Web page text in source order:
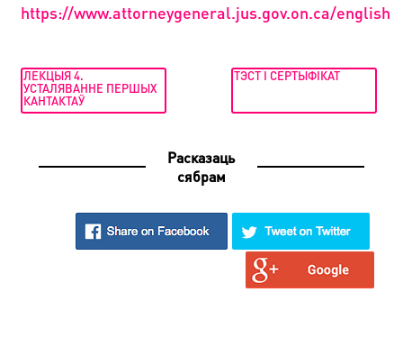
https://www.attorneygeneral.jus.gov.on.ca/
ЛЕКЦЫЯ 4.
УСТАЛЯВАННЕ ПЕРШЫХ
КАНТАКТАЎ
ТЭСТ І СЕРТЫФІКАТ
Расказаць
сябрам